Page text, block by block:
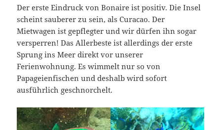
Der erste Eindruck von Bonaire ist positiv. Die Insel
scheint sauberer zu sein, als Curacao. Der
Mietwagen ist gepflegter und wir dürfen ihn sogar
versperren! Das Allerbeste ist allerdings der erste
Sprung ins Meer direkt vor unserer
Ferienwohnung. Es wimmelt nur so von
Papageienfischen und deshalb wird sofort
ausführlich geschnorchelt.